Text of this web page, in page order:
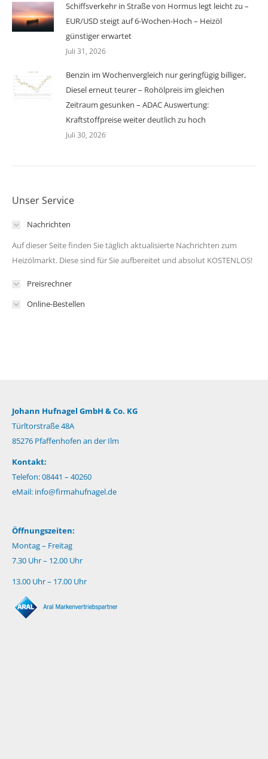
Schiffsverkehr in Straße von Hormus legt leicht zu –
EUR/USD steigt auf 6-Wochen-Hoch – Heizöl
günstiger erwartet
Juli 31, 2026
Benzin im Wochenvergleich nur geringfügig billiger,
Diesel erneut teurer – Rohölpreis im gleichen
Zeitraum gesunken – ADAC Auswertung:
Kraftstoffpreise weiter deutlich zu hoch
Juli 30, 2026
Unser Service
Nachrichten
Auf dieser Seite finden Sie täglich aktualisierte Nachrichten zum
Heizölmarkt. Diese sind für Sie aufbereitet und absolut KOSTENLOS!
Preisrechner
Online-Bestellen
Johann Hufnagel GmbH & Co. KG
Türltorstraße 48A
85276 Pfaffenhofen an der Ilm
Kontakt:
Telefon: 08441 – 40260
eMail: info@firmahufnagel.de
Öffnungszeiten:
Montag – Freitag
7.30 Uhr – 12.00 Uhr
13.00 Uhr – 17.00 Uhr